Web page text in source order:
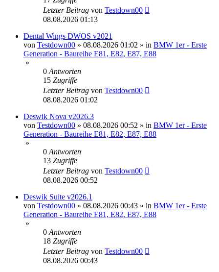
Letzter Beitrag von Testdown00
08.08.2026 01:13
Dental Wings DWOS v2021
von Testdown00 » 08.08.2026 01:02 » in BMW 1er - Erste
Generation - Baureihe E81, E82, E87, E88
»
0 Antworten
15 Zugriffe
Letzter Beitrag von Testdown00
08.08.2026 01:02
Deswik Nova v2026.3
von Testdown00 » 08.08.2026 00:52 » in BMW 1er - Erste
Generation - Baureihe E81, E82, E87, E88
»
0 Antworten
13 Zugriffe
Letzter Beitrag von Testdown00
08.08.2026 00:52
Deswik Suite v2026.1
von Testdown00 » 08.08.2026 00:43 » in BMW 1er - Erste
Generation - Baureihe E81, E82, E87, E88
»
0 Antworten
18 Zugriffe
Letzter Beitrag von Testdown00
08.08.2026 00:43